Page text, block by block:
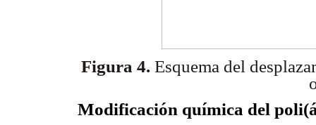
Figura 4. Esquema del
Modificación química del